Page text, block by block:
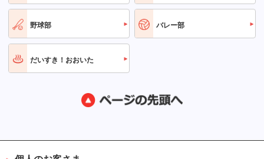
野球部 バレー部
だいすき！おおいた